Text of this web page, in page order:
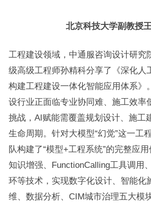
北京科技大学副教授
工程建设领域，中通服咨询设计研究
级高级工程师孙精科分享了《深化人
构建工程建设一体化智能应用体系》
设行业正面临专业协同难、施工效率
挑战，AI赋能需覆盖规划设计、施工
生命周期。针对大模型“幻觉”这一工
队构建了“模型+工程系统”的完整应
知识增强、FunctionCalling工具调用
环等技术，实现数字化设计、智能化
维、数据分析、CIM城市治理五大模